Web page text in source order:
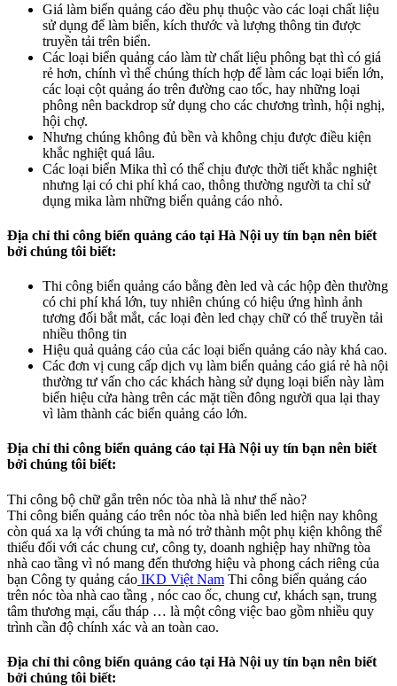
Giá làm biển quảng cáo đều phụ thuộc vào các loại chất liệu
sử dụng để làm biển, kích thước và lượng thông tin được
truyền tải trên biển.
Các loại biển quảng cáo làm từ chất liệu phông bạt thì có giá
rẻ hơn, chính vì thế chúng thích hợp để làm các loại biển lớn,
các loại cột quảng áo trên đường cao tốc, hay những loại
phông nên backdrop sử dụng cho các chương trình, hội nghị,
hội chợ.
Nhưng chúng không đủ bền và không chịu được điều kiện
khắc nghiệt quá lâu.
Các loại biển Mika thì có thể chịu được thời tiết khắc nghiệt
nhưng lại có chi phí khá cao, thông thường người ta chỉ sử
dụng mika làm những biển quảng cáo nhỏ.
Địa chỉ thi công biển quảng cáo tại Hà Nội uy tín bạn nên biết
bởi chúng tôi biết:
Thi công biển quảng cáo bằng đèn led và các hộp đèn thường
có chi phí khá lớn, tuy nhiên chúng có hiệu ứng hình ảnh
tương đối bắt mắt, các loại đèn led chạy chữ có thể truyền tải
nhiều thông tin
Hiệu quả quảng cáo của các loại biển quảng cáo này khá cao.
Các đơn vị cung cấp dịch vụ làm biển quảng cáo giá rẻ hà nội
thường tư vấn cho các khách hàng sử dụng loại biển này làm
biển hiệu cửa hàng trên các mặt tiền đông người qua lại thay
vì làm thành các biển quảng cáo lớn.
Địa chỉ thi công biển quảng cáo tại Hà Nội uy tín bạn nên biết
bởi chúng tôi biết:
Thi công bộ chữ gắn trên nóc tòa nhà là như thế nào?
Thi công biển quảng cáo trên nóc tòa nhà biển led hiện nay không
còn quá xa lạ với chúng ta mà nó trở thành một phụ kiện không thể
thiếu đối với các chung cư, công ty, doanh nghiệp hay những tòa
nhà cao tầng vì nó mang đến thương hiệu và phong cách riêng của
bạn Công ty quảng cáo IKD Việt Nam Thi công biển quảng cáo
trên nóc tòa nhà cao tầng , nóc cao ốc, chung cư, khách sạn, trung
tâm thương mại, cẩu tháp … là một công việc bao gồm nhiều quy
trình cần độ chính xác và an toàn cao.
Địa chỉ thi công biển quảng cáo tại Hà Nội uy tín bạn nên biết
bởi chúng tôi biết: